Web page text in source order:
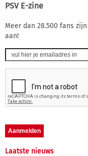
PSV E-zine
Meer dan 28.500 fans
aan!
Laatste nieuws